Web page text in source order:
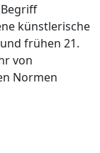
künstlerische
frühen 21.
von
Normen